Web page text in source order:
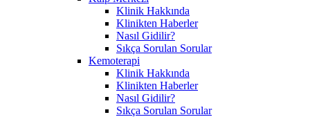
Klinik Hakkında
Klinikten Haberler
Nasıl Gidilir?
Sıkça Sorulan Sorular
Kemoterapi
Klinik Hakkında
Klinikten Haberler
Nasıl Gidilir?
Sıkça Sorulan Sorular